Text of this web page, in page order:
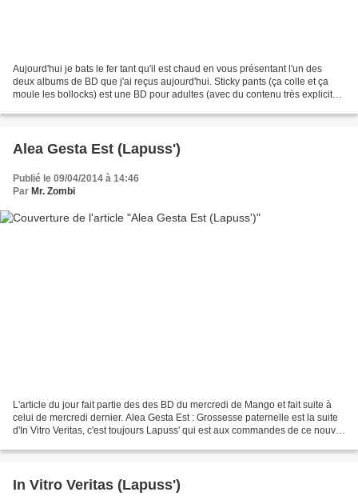
Aujourd'hui je bats le fer tant qu'il est chaud en vous présentant l'un des
deux albums de BD que j'ai reçus aujourd'hui. Sticky pants (ça colle et ça
moule les bollocks) est une BD pour adultes (avec du contenu très explicite)
Alea Gesta Est (Lapuss')
Publié le 09/04/2014 à 14:46
Par Mr. Zombi
L'article du jour fait partie des des BD du mercredi de Mango et fait suite à
celui de mercredi dernier. Alea Gesta Est : Grossesse paternelle est la suite
d'In Vitro Veritas, c'est toujours Lapuss' qui est aux commandes de ce nouvel
In Vitro Veritas (Lapuss')